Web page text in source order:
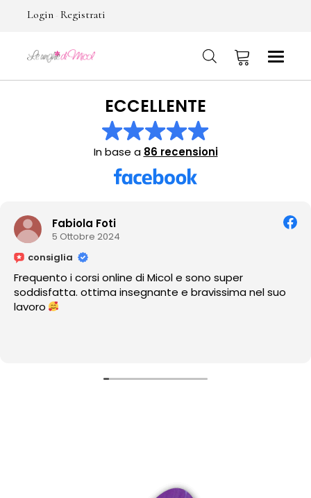
Login Registrati
No products in the cart.
ECCELLENTE
In base a 86 recensioni
Micol e sono super
e bravissima nel suo
Tania
Amo como cuida y
ver sus trabajos!!!♡